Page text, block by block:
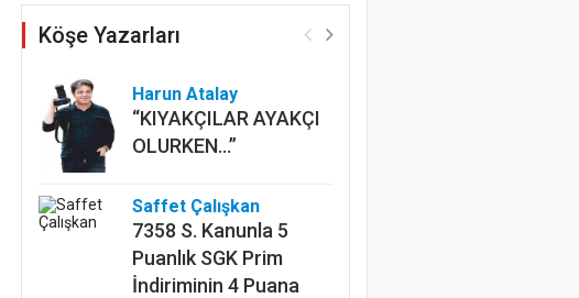
Köşe Yazarları
Harun Atalay
“KIYAKÇILAR AYAKÇI
OLURKEN...”
Saffet Çalışkan
7358 S. Kanunla 5
Puanlık SGK Prim
İndiriminin 4 Puana